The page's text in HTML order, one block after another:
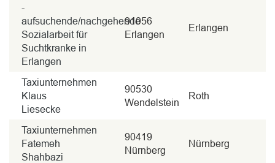
-
aufsuchende/nachgehende
Sozialarbeit für
Suchtkranke in
Erlangen
91056
Erlangen
Erlangen
Taxiunternehmen
Klaus
Liesecke
90530
Wendelstein
Roth
Taxiunternehmen
Fatemeh
Shahbazi
90419
Nürnberg
Nürnberg